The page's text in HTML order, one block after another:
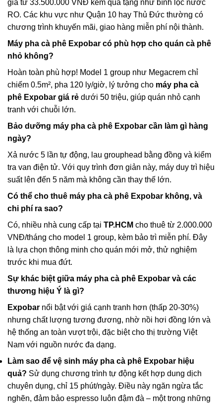
giá từ 33.500.000 VNĐ kèm quà tặng như bình lọc nước
RO. Các khu vực như Quận 10 hay Thủ Đức thường có
chương trình khuyến mãi, giao hàng miễn phí nội thành.
Máy pha cà phê Expobar có phù hợp cho quán cà phê
nhỏ không?
Hoàn toàn phù hợp! Model 1 group như Megacrem chỉ
chiếm 0.5m², pha 120 ly/giờ, lý tưởng cho máy pha cà
phê Expobar giá rẻ dưới 50 triệu, giúp quán nhỏ cạnh
tranh với chuỗi lớn.
Bảo dưỡng máy pha cà phê Expobar cần làm gì hàng
ngày?
Xả nước 5 lần tự động, lau grouphead bằng đồng và kiểm
tra van điện tử. Với quy trình đơn giản này, máy duy trì hiệu
suất lên đến 5 năm mà không cần thay thế lớn.
Có thể cho thuê máy pha cà phê Expobar không, và
chi phí ra sao?
Có, nhiều nhà cung cấp tại TP.HCM cho thuê từ 2.000.000
VNĐ/tháng cho model 1 group, kèm bảo trì miễn phí. Đây
là lựa chọn thông minh cho quán mới mở, thử nghiệm
trước khi mua đứt.
Sự khác biệt giữa máy pha cà phê Expobar và các
thương hiệu Ý là gì?
Expobar nổi bật với giá cạnh tranh hơn (thấp 20-30%)
nhưng chất lượng tương đương, nhờ nồi hơi đồng lớn và
hệ thống an toàn vượt trội, đặc biệt cho thị trường Việt
Nam với nguồn nước đa dạng.
Làm sao để vệ sinh máy pha cà phê Expobar hiệu
quả? Sử dụng chương trình tự động kết hợp dung dịch
chuyên dụng, chỉ 15 phút/ngày. Điều này ngăn ngừa tắc
nghẽn, đảm bảo espresso luôn đậm đà – một trong những